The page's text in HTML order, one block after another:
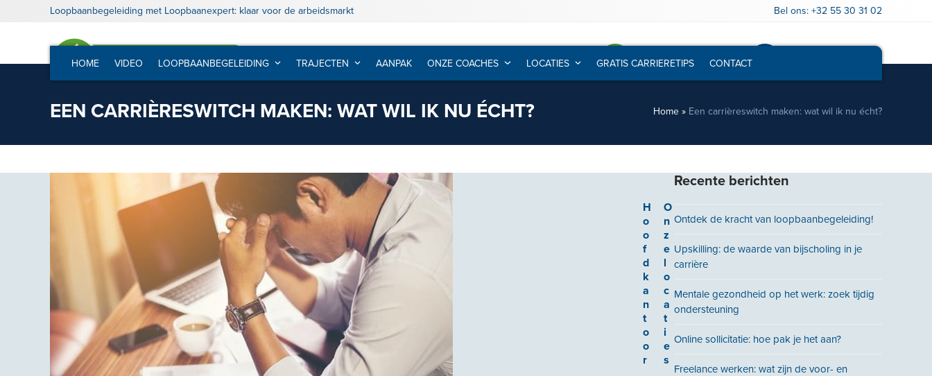
Loopbaanbegeleiding met Loopbaanexpert: klaar voor de arbeidsmarkt Bel ons: +32 55 30 31 02
HOME VIDEO LOOPBAANBEGELEIDING TRAJECTEN AANPAK ONZE COACHES LOCATIES GRATIS CARRIERETIPS CONTACT
Vrijblijvend infogesprek
EEN CARRIÈRESWITCH MAKEN: WAT WIL IK NU ÉCHT? Home » Een carrièreswitch maken: wat wil ik nu écht?
Recente berichten
Ontdek de kracht van loopbaanbegeleiding!
Upskilling: de waarde van bijscholing in je
carrière
Mentale gezondheid op het werk: zoek tijdig
ondersteuning
Online sollicitatie: hoe pak je het aan?
Freelance werken: wat zijn de voor- en
H
o
o
f
d
k
a
n
t
o
o
r
O
n
z
e
l
o
c
a
t
i
e
s